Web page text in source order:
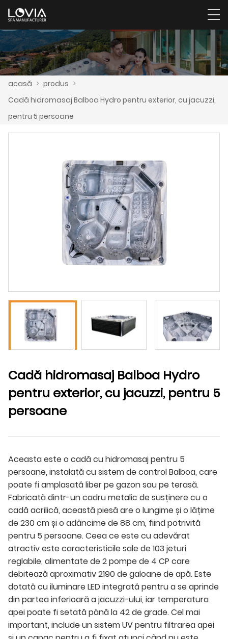
acasă > produs >
Cadă hidromasaj Balboa Hydro pentru exterior, cu jacuzzi,
pentru 5 persoane
Cadă hidromasaj Balboa Hydro
pentru exterior, cu jacuzzi, pentru 5
persoane
Aceasta este o cadă cu hidromasaj pentru 5
persoane, instalată cu sistem de control Balboa, care
poate fi amplasată liber pe gazon sau pe terasă.
Fabricată dintr-un cadru metalic de susținere cu o
cadă acrilică, această piesă are o lungime și o lățime
de 230 cm și o adâncime de 88 cm, fiind potrivită
pentru 5 persoane. Ceea ce este cu adevărat
atractiv este caracteristicile sale de 103 jeturi
reglabile, alimentate de 2 pompe de 4 CP care
debitează aproximativ 2190 de galoane de apă. Este
dotată cu iluminare LED integrată pentru a se aprinde
din partea inferioară a jacuzzi-ului, iar temperatura
apei poate fi setată până la 42 de grade. Cel mai
important, include un sistem UV pentru filtrarea apei